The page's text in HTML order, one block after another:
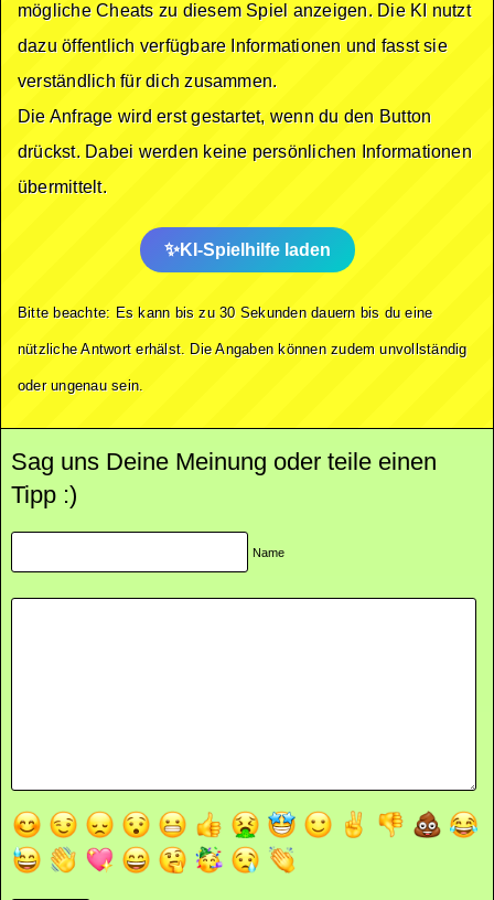
mögliche Cheats zu diesem Spiel anzeigen. Die KI nutzt
dazu öffentlich verfügbare Informationen und fasst sie
verständlich für dich zusammen.
Die Anfrage wird erst gestartet, wenn du den Button
drückst. Dabei werden keine persönlichen Informationen
übermittelt.
KI-Spielhilfe laden
Bitte beachte: Es kann bis zu 30 Sekunden dauern bis du eine
nützliche Antwort erhälst. Die Angaben können zudem unvollständig
oder ungenau sein.
Sag uns Deine Meinung oder teile einen
Tipp :)
Name